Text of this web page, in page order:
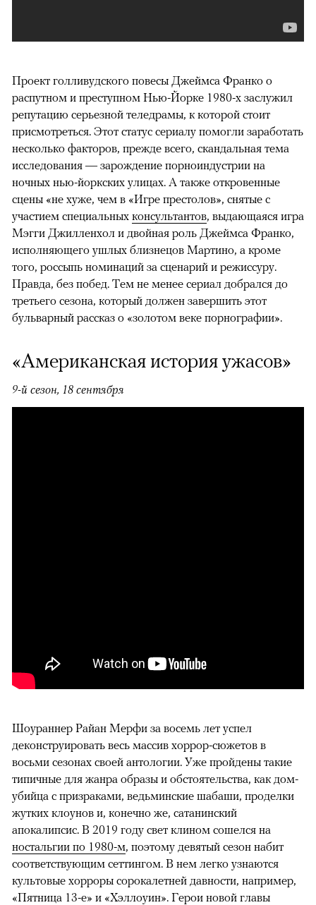
Проект голливудского повесы Джеймса Франко о
распутном и преступном Нью-Йорке 1980-х заслужил
репутацию серьезной теледрамы, к которой стоит
присмотреться. Этот статус сериалу помогли заработать
несколько факторов, прежде всего, скандальная тема
исследования — зарождение порноиндустрии на
ночных нью-йоркских улицах. А также откровенные
сцены «не хуже, чем в «Игре престолов», снятые с
участием специальных консультантов, выдающаяся игра
Мэгги Джилленхол и двойная роль Джеймса Франко,
исполняющего ушлых близнецов Мартино, а кроме
того, россыпь номинаций за сценарий и режиссуру.
Правда, без побед. Тем не менее сериал добрался до
третьего сезона, который должен завершить этот
бульварный рассказ о «золотом веке порнографии».
«Американская история ужасов»
9-й сезон, 18 сентября
Шоураннер Райан Мерфи за восемь лет успел
деконструировать весь массив хоррор-сюжетов в
восьми сезонах своей антологии. Уже пройдены такие
типичные для жанра образы и обстоятельства, как дом-
убийца с призраками, ведьминские шабаши, проделки
жутких клоунов и, конечно же, сатанинский
апокалипсис. В 2019 году свет клином сошелся на
ностальгии по 1980-м, поэтому девятый сезон набит
соответствующим сеттингом. В нем легко узнаются
культовые хорроры сорокалетней давности, например,
«Пятница 13-е» и «Хэллоуин». Герои новой главы